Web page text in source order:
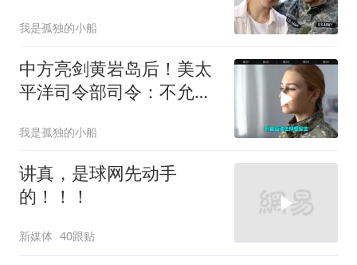
我是孤独的小船
中方亮剑黄岩岛后！美太
平洋司令部司令：不允许
我是孤独的小船
讲真，是球网先动手
的！！！
新媒体 40跟贴